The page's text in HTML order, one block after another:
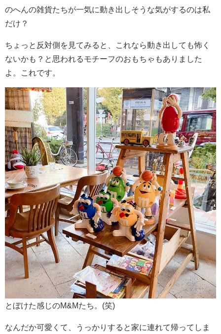
のへんの雑貨たちが一気に動き出しそうな気がするのは私
だけ？
ちょっと反対側を見てみると、これなら動き出しても怖く
ないかも？と思われるモチーフのおもちゃもありました
よ。これです。
とぼけた感じのM&Mたち。(笑)
なんだか可愛くて、うっかりすると家に連れて帰ってしま